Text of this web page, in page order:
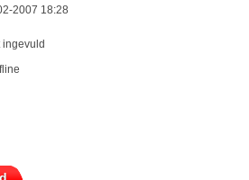
2007 18:28
ingevuld